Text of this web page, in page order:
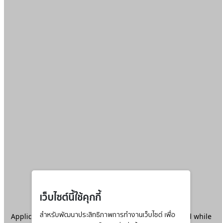
เว็บไซต์นี้ใช้คุกกี้
สำหรับพัฒนาประสิทธิภาพการทำงานเว็บไซต์ เพื่อ
Application error: aclient-side exception has occurred while